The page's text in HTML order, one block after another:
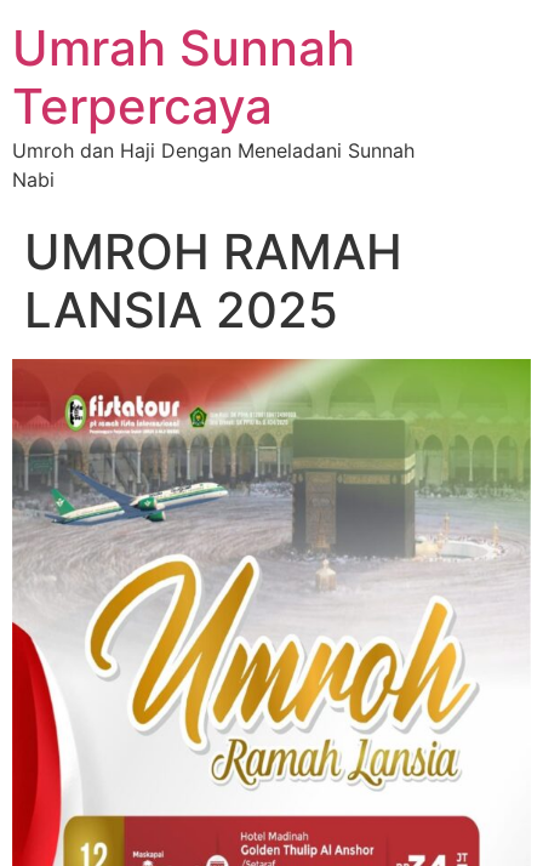
Umrah Sunnah
Terpercaya
Umroh dan Haji Dengan Meneladani Sunnah
Nabi
UMROH RAMAH
LANSIA 2025